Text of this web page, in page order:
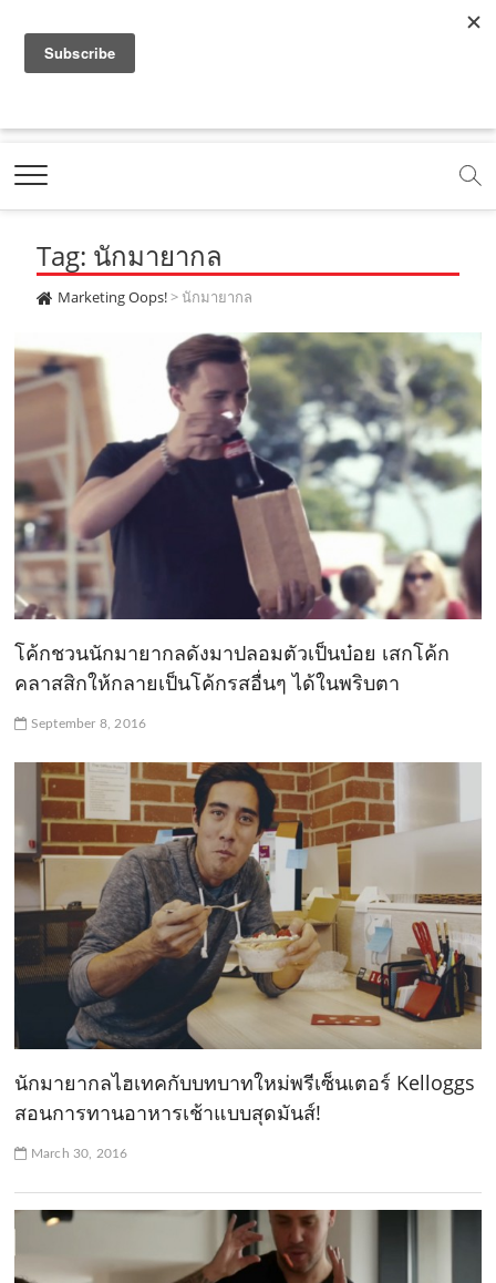
a
e
b
o
o
k
c
m
o
t
b
e
.
o
m
.
o
e
m
e
t
g
r
a
m
.
c
o
t
k
.
c
o
m
Marketing Oops!
DIGITAL | CREATIVE | ADVERTISING | CAMPAIGN |
Tag: นักมายากล
Marketing Oops!> นักมายากล
โค้กชวนนักมายากลดังมาปลอมตัวเป็นบ๋อย เสกโค้ก
คลาสสิกให้กลายเป็นโค้กรสอื่นๆ ได้ในพริบตา
September 8, 2016
นักมายากลไฮเทคกับบทบาทใหม่พรีเซ็นเตอร์ Kelloggs
สอนการทานอาหารเช้าแบบสุดมันส์!
March 30, 2016